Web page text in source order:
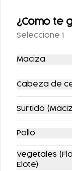
MEGA COMBO
$720.00
Platillos
¿Como te
Seleccione 1
Maciza
Cabeza de
Surtido
Pollo
Vegetales
Elote)